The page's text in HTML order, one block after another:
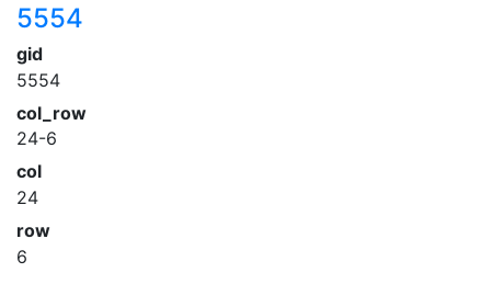
5554
gid
5554
col_row
24-6
col
24
row
6